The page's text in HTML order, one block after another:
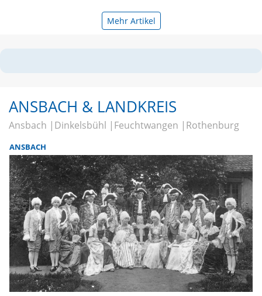
Mehr Artikel
ANSBACH & LANDKREIS
Ansbach Dinkelsbühl Feuchtwangen Rothenburg
ANSBACH